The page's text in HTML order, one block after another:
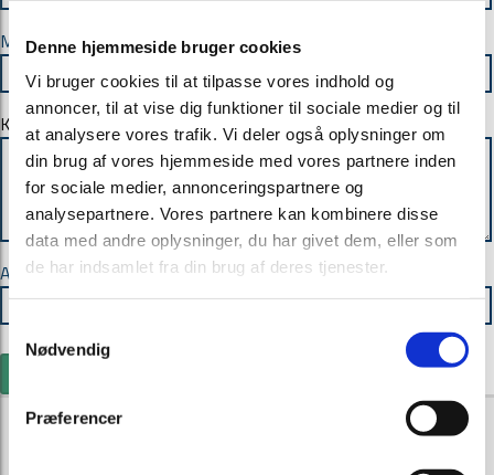
Denne hjemmeside bruger cookies
Vi bruger cookies til at tilpasse vores indhold og
annoncer, til at vise dig funktioner til sociale medier og til
at analysere vores trafik. Vi deler også oplysninger om
din brug af vores hjemmeside med vores partnere inden
for sociale medier, annonceringspartnere og
analysepartnere. Vores partnere kan kombinere disse
data med andre oplysninger, du har givet dem, eller som
de har indsamlet fra din brug af deres tjenester.
Samtykkevalg
Nødvendig
Præferencer
Mail:
Kommentar
Anti spam: Hvad er 8+8